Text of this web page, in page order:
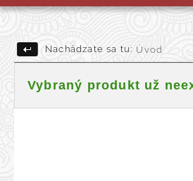
Nachádzate sa tu: Úvod
Vybraný produkt už